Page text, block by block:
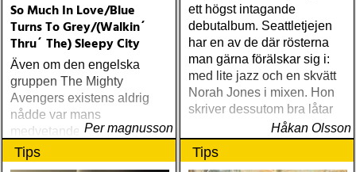
So Much In Love/Blue
Turns To Grey/(Walkin´
Thru´ The) Sleepy City
Även om den engelska
gruppen The Mighty
Avengers existens aldrig
nådde var mans
medvetande, så kunde i
alla fall medlemmarna
trösta sig med att de var
Per magnusson
ett högst intagande
debutalbum. Seattletjejen
har en av de där rösterna
man gärna förälskar sig i:
med lite jazz och en skvätt
Norah Jones i mixen. Hon
skriver dessutom bra låtar
Håkan Olsson
Tips Tips